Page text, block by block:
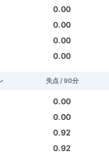
0.00
0.00
0.00
0.00
失点 / 90分
0.00
0.00
0.92
0.92